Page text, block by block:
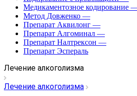
Медикаментозное кодирование
Метод Довженко —
Препарат Аквилонг —
Препарат Алгоминал —
Препарат Налтрексон —
Препарат Эспераль
Лечение алкоголизма
Лечение алкоголизма